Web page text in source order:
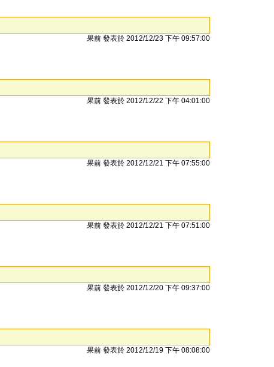
果前 發表於 2012/12/23 下午 09:57:00
果前 發表於 2012/12/22 下午 04:01:00
果前 發表於 2012/12/21 下午 07:55:00
果前 發表於 2012/12/21 下午 07:51:00
果前 發表於 2012/12/20 下午 09:37:00
果前 發表於 2012/12/19 下午 08:08:00